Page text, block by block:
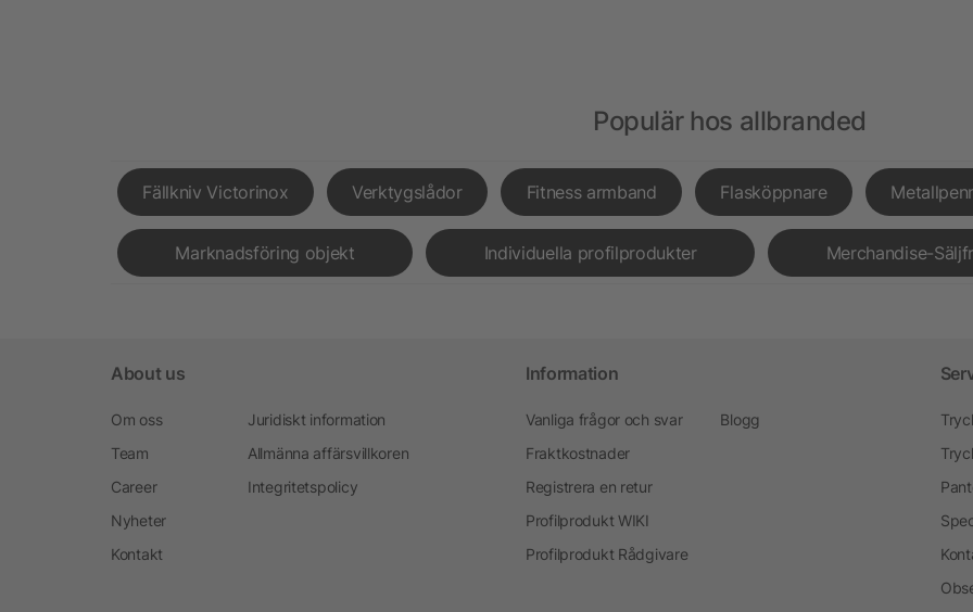
Populär hos allbranded
Fällkniv Victorinox Verktygslådor Fitness armband Flasköppnare
Marknadsföring objekt Individuella profilprodukter Merchandise-
About us
Om oss
Team
Career
Nyheter
Kontakt
Juridiskt information
Allmänna affärsvillkoren
Integritetspolicy
Information
Vanliga frågor och svar
Fraktkostnader
Registrera en retur
Profilprodukt WIKI
Profilprodukt Rådgivare
Blogg